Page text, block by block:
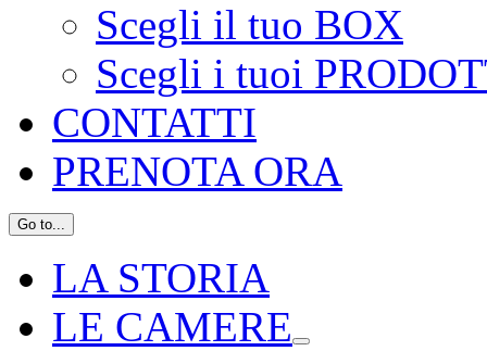
Scegli il tuo BOX
Scegli i tuoi
CONTATTI
PRENOTA ORA
Go to...
LA STORIA
LE CAMERE